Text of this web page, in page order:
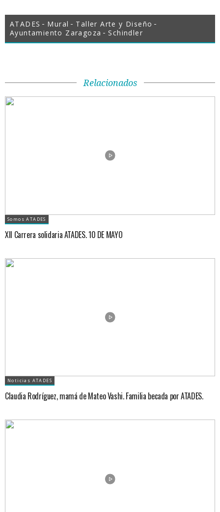
ATADES Mural
Taller Arte y Diseño
Ayuntamiento Zaragoza
Schindler
Relacionados
Somos ATADES
XII Carrera solidaria ATADES. 10 DE MAYO
Noticias ATADES
Claudia Rodríguez, mamá de Mateo Vashi. Familia becada por ATADES.